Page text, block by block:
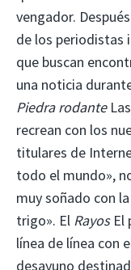
vengador.
de los periodistas
que buscan
una noticia
Piedra rodante
recrean con los
titulares de
todo el mundo»,
muy soñado con
trigo». El Rayos El
línea de línea con
desayuno